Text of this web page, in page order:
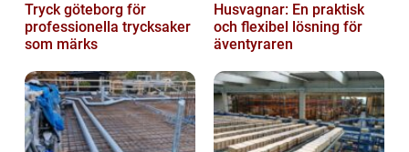
Tryck göteborg för
professionella trycksaker
som märks
Husvagnar: En praktisk
och flexibel lösning för
äventyraren